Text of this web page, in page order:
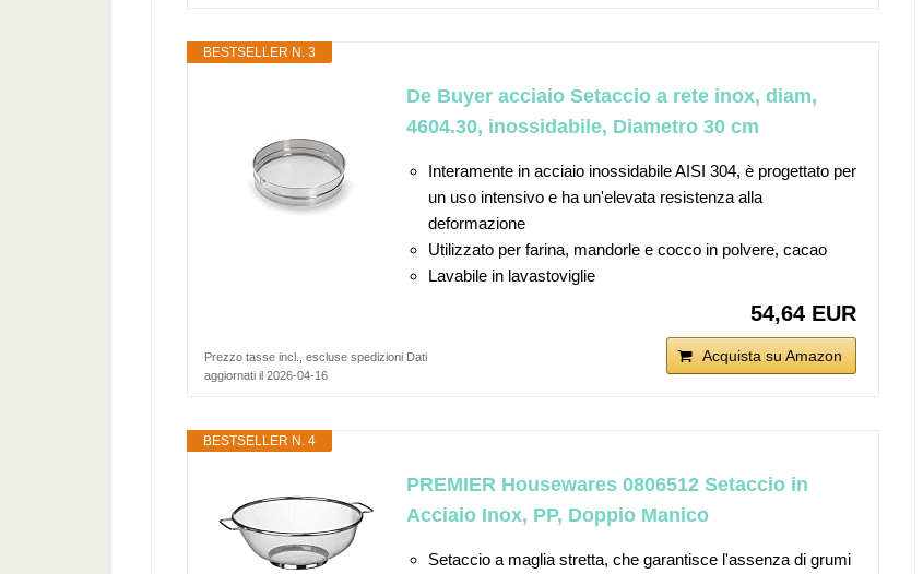
BESTSELLER N. 3
De Buyer acciaio Setaccio a rete inox, diam,
4604.30, inossidabile, Diametro 30 cm
Interamente in acciaio inossidabile AISI 304, è progettato per
un uso intensivo e ha un'elevata resistenza alla
deformazione
Utilizzato per farina, mandorle e cocco in polvere, cacao
Lavabile in lavastoviglie
54,64 EUR
Acquista su Amazon
Prezzo tasse incl., escluse spedizioni Dati
aggiornati il 2026-04-16
BESTSELLER N. 4
PREMIER Housewares 0806512 Setaccio in
Acciaio Inox, PP, Doppio Manico
Setaccio a maglia stretta, che garantisce l'assenza di grumi